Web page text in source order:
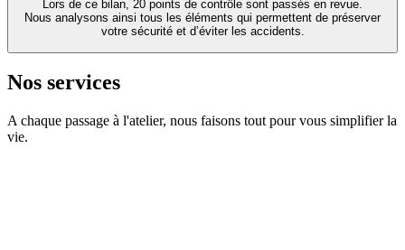
Lors de ce bilan, 20 points de contrôle sont passés en revue.
Nous analysons ainsi tous les éléments qui permettent de préserver
votre sécurité et d’éviter les accidents.
Nos services
A chaque passage à l'atelier, nous faisons tout pour vous simplifier la
vie.